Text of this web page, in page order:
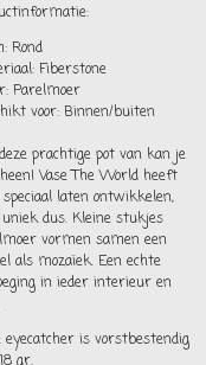
Rond
Fiberstone
Parelmoer
voor: Binnen/buiten
prachtige pot van kan je
Vase The World heeft
speciaal laten ontwikkelen,
dus. Kleine stukjes
vormen samen een
als mozaïek. Een echte
in ieder interieur en
eyecatcher is vorstbestendig